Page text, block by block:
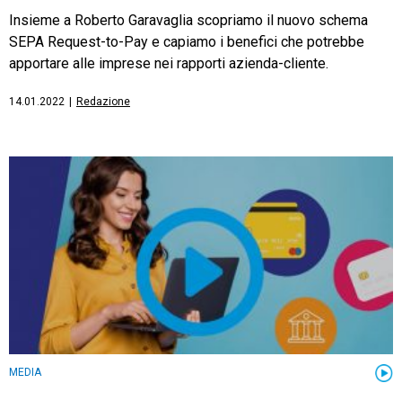
Insieme a Roberto Garavaglia scopriamo il nuovo schema
SEPA Request-to-Pay e capiamo i benefici che potrebbe
apportare alle imprese nei rapporti azienda-cliente.
14.01.2022 Redazione
MEDIA